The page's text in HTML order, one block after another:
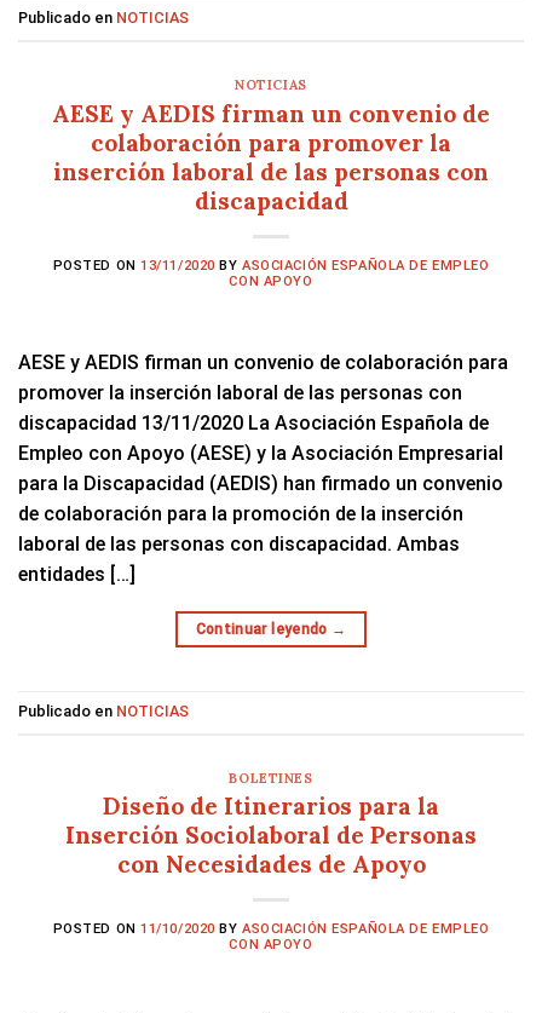
Publicado en NOTICIAS
NOTICIAS
AESE y AEDIS firman un convenio de
colaboración para promover la
inserción laboral de las personas con
discapacidad
POSTED ON13/11/2020 BYASOCIACIÓN ESPAÑOLA DE EMPLEO
CON APOYO
AESE y AEDIS firman un convenio de colaboración para
promover la inserción laboral de las personas con
discapacidad 13/11/2020 La Asociación Española de
Empleo con Apoyo (AESE) y la Asociación Empresarial
para la Discapacidad (AEDIS) han firmado un convenio
de colaboración para la promoción de la inserción
laboral de las personas con discapacidad. Ambas
entidades […]
Continuar leyendo →
Publicado en NOTICIAS
BOLETINES
Diseño de Itinerarios para la
Inserción Sociolaboral de Personas
con Necesidades de Apoyo
POSTED ON11/10/2020 BYASOCIACIÓN ESPAÑOLA DE EMPLEO
CON APOYO